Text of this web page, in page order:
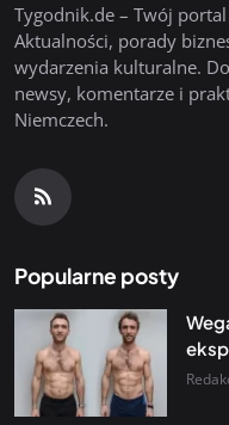
Tygodnik.de – Twój
Aktualności, porady
wydarzenia kulturalne.
newsy, komentarze i
Niemczech.
Popularne posty